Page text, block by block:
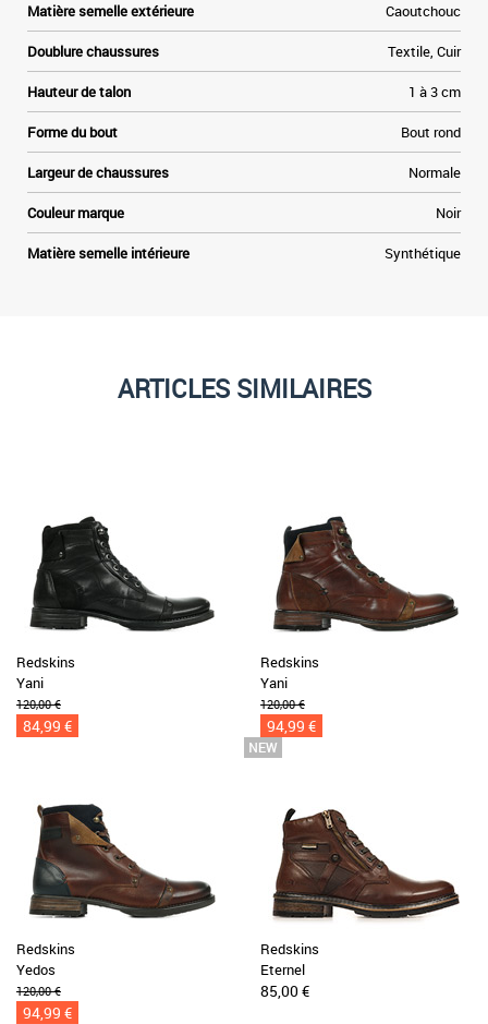
Matière semelle extérieure Caoutchouc
Doublure chaussures Textile, Cuir
Hauteur de talon 1 à 3 cm
Forme du bout Bout rond
Largeur de chaussures Normale
Couleur marque Noir
Matière semelle intérieure Synthétique
ARTICLES SIMILAIRES
Redskins
Yani
120,00 €
84,99 €
Redskins
Yani
120,00 €
94,99 €
Redskins
Yedos
120,00 €
94,99 €
Redskins
Eternel
85,00 €